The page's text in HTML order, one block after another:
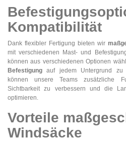
Kompatibilität
Dank flexibler Fertigung bieten wir
mit verschiedenen Mast- und
können aus verschiedenen Optionen
Befestigung auf jedem Untergrund zu
können unsere Teams zusätzliche
Sichtbarkeit zu verbessern und die
optimieren.
Vorteile
Windsäcke